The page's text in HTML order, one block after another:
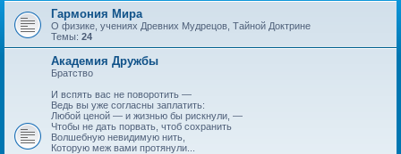
Гармония Мира
О физике, учениях Древних Мудрецов, Тайной Доктрине
Темы: 24
Академия Дружбы
Братство
И вспять вас не поворотить —
Ведь вы уже согласны заплатить:
Любой ценой — и жизнью бы рискнули, —
Чтобы не дать порвать, чтоб сохранить
Волшебную невидимую нить,
Которую меж вами протянули...